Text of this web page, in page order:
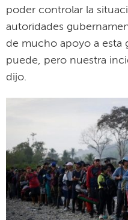
poder controlar la
autoridades
de mucho apoyo a esta
puede, pero nuestra
dijo.